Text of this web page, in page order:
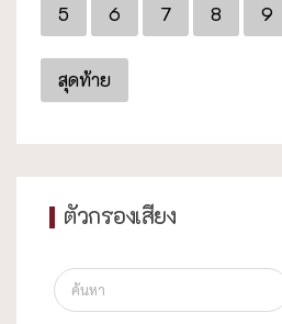
5 6 7 8 9
สุดท้าย
ตัวกรองเสียง